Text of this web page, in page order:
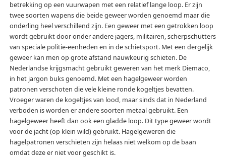
betrekking op een vuurwapen met een relatief lange loop. Er zijn
twee soorten wapens die beide geweer worden genoemd maar die
onderling heel verschillend zijn. Een geweer met een getrokken loop
wordt gebruikt door onder andere jagers, militairen, scherpschutters
van speciale politie-eenheden en in de schietsport. Met een dergelijk
geweer kan men op grote afstand nauwkeurig schieten. De
Nederlandse krijgsmacht gebruikt geweren van het merk Diemaco,
in het jargon buks genoemd. Met een hagelgeweer worden
patronen verschoten die vele kleine ronde kogeltjes bevatten.
Vroeger waren de kogeltjes van lood, maar sinds dat in Nederland
verboden is worden er andere soorten metaal gebruikt. Een
hagelgeweer heeft dan ook een gladde loop. Dit type geweer wordt
voor de jacht (op klein wild) gebruikt. Hagelgeweren die
hagelpatronen verschieten zijn helaas niet welkom op de baan
omdat deze er niet voor geschikt is.